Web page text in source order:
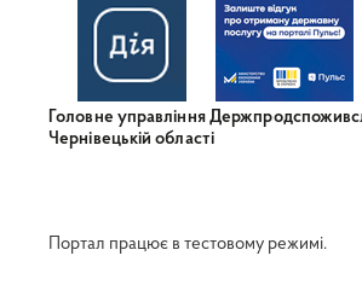
Головне управління
Чернівецькій області
Портал працює в тестовому режимі.